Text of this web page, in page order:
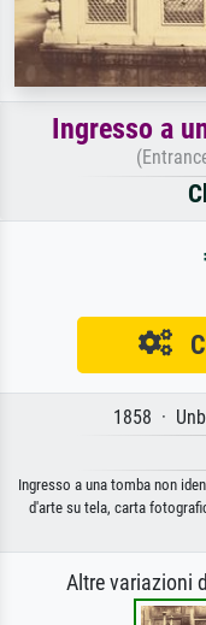
Ingresso a
1858 ·
Ingresso a una tomba non
d'arte su tela, carta
Altre variazioni